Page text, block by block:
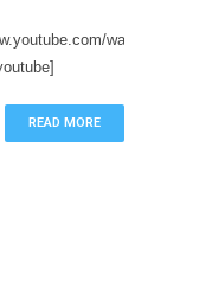
watch?
READ MORE